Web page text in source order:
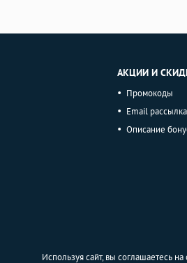
АКЦИИ И
Промокоды
Email рассылка
Описание
Используя сайт, вы соглашаетесь